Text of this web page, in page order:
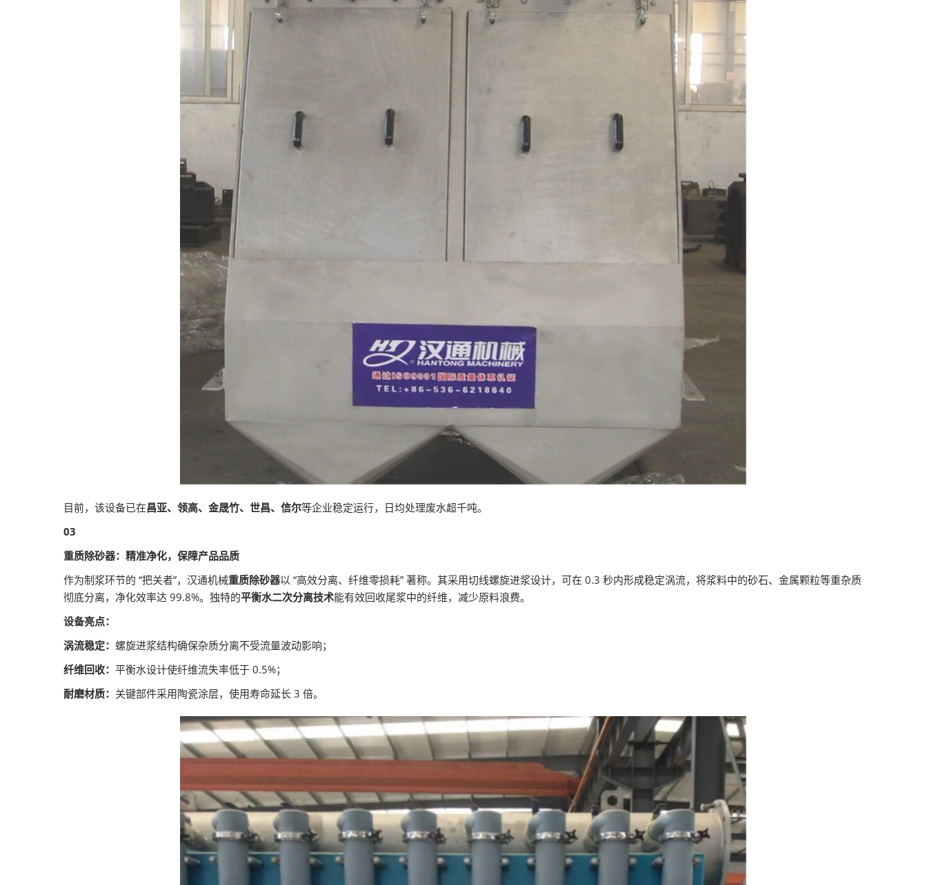
目前，该设备已在昌亚、领高、金晟竹、世昌、信尔等企业稳定运行，日均处理废水超千吨。
03
重质除砂器：精准净化，保障产品品质
作为制浆环节的 “把关者”，汉通机械重质除砂器以 “高效分离、纤维零损耗” 著称。其采用切线螺旋进浆设计，可在 0.3 秒内形成稳定涡流，将浆料中的砂石、金属颗粒等重杂质
彻底分离，净化效率达 99.8%。独特的平衡水二次分离技术能有效回收尾浆中的纤维，减少原料浪费。
设备亮点：
涡流稳定： 螺旋进浆结构确保杂质分离不受流量波动影响；
纤维回收： 平衡水设计使纤维流失率低于 0.5%；
耐磨材质： 关键部件采用陶瓷涂层，使用寿命延长 3 倍。